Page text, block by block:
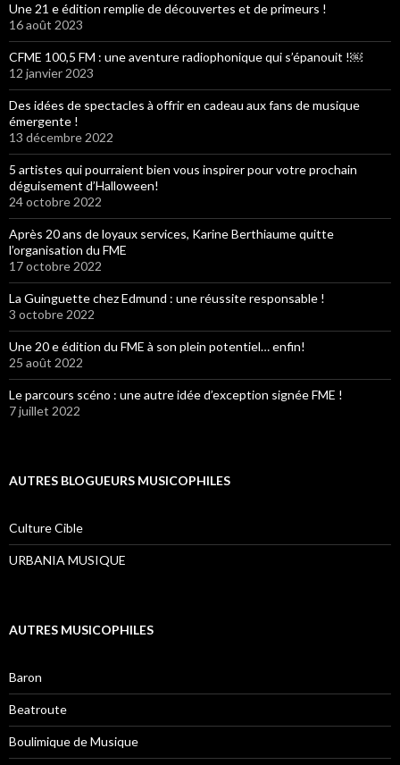
Une 21 e édition remplie de découvertes et de primeurs !
16 août 2023
CFME 100,5 FM : une aventure radiophonique qui s’épanouit !￼
12 janvier 2023
Des idées de spectacles à offrir en cadeau aux fans de musique
émergente !
13 décembre 2022
5 artistes qui pourraient bien vous inspirer pour votre prochain
déguisement d’Halloween!
24 octobre 2022
Après 20 ans de loyaux services, Karine Berthiaume quitte
l’organisation du FME
17 octobre 2022
La Guinguette chez Edmund : une réussite responsable !
3 octobre 2022
Une 20 e édition du FME à son plein potentiel… enfin!
25 août 2022
Le parcours scéno : une autre idée d’exception signée FME !
7 juillet 2022
AUTRES BLOGUEURS MUSICOPHILES
Culture Cible
URBANIA MUSIQUE
AUTRES MUSICOPHILES
Baron
Beatroute
Boulimique de Musique